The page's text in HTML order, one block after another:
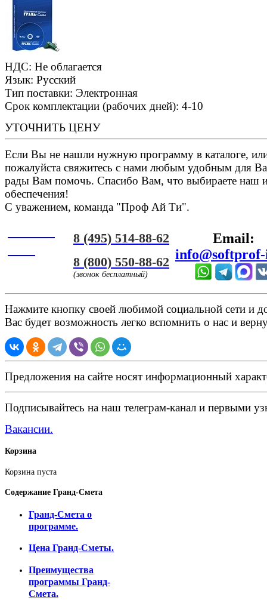
НДС: Не облагается
Язык: Русский
Тип поставки: Электронная
Срок комплектации (рабочих дней): 4-10
УТОЧНИТЬ ЦЕНУ
Если Вы не нашли нужную программу в каталоге,
пожалуйста свяжитесь с нами любым удобным для
рады Вам помочь. Спасибо Вам, что выбираете наш
обеспечения!
С уважением, команда "Проф Ай Ти".
8 (495) 514-88-62
8 (800) 550-88-62
(звонок бесплатный)
Email:
Нажмите кнопку своей любимой социальной сети и
Вас будет возможность легко вспомнить о нас и
Предложения на сайте носят информационный
Подписывайтесь на наш телеграм-канал и первыми
Вакансии.
Корзина
Корзина пуста
Содержание Гранд-Смета
Гранд-Смета о
программе.
Цена Гранд-Сметы.
Преимущества
программы Гранд-
Смета.